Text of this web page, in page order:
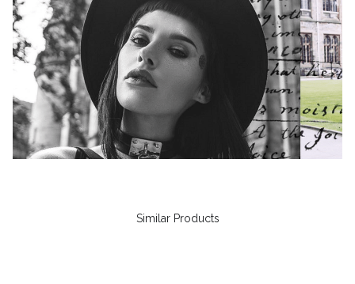
Similar Products